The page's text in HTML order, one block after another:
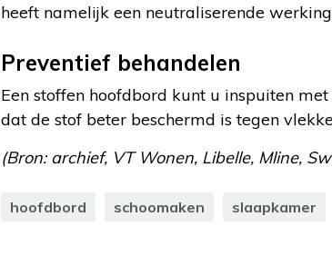
heeft namelijk een neutraliserende
Preventief behandelen
Een stoffen hoofdbord kunt u inspuiten
dat de stof beter beschermd is tegen
(Bron: archief, VT Wonen, Libelle, Mline,
hoofdbord schoomaken slaapkamer